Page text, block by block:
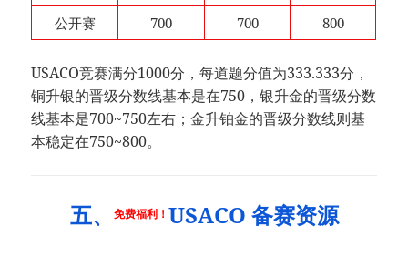
公开赛
700 700 800
USACO竞赛满分1000分，每道题分值为333.333分，
铜升银的晋级分数线基本是在750，银升金的晋级分数
线基本是700~750左右；金升铂金的晋级分数线则基
本稳定在750~800。
五、 免费福利！ USACO 备赛资源